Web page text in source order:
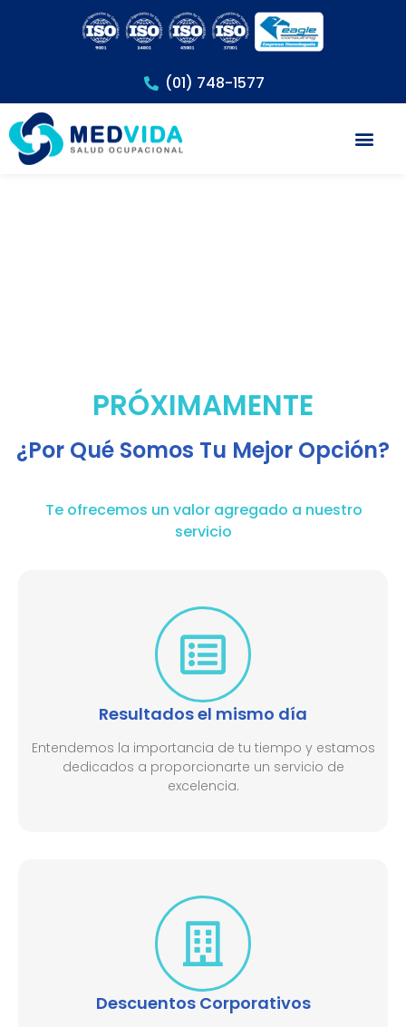
(01) 748-1577
PRÓXIMAMENTE
¿Por Qué Somos Tu Mejor Opción?
Te ofrecemos un valor agregado a nuestro
servicio
Resultados el mismo día
Entendemos la importancia de tu tiempo y estamos
dedicados a proporcionarte un servicio de
excelencia.
Descuentos Corporativos